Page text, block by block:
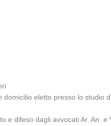
eletto presso lo studio
difeso dagli avvocati Ar. An.